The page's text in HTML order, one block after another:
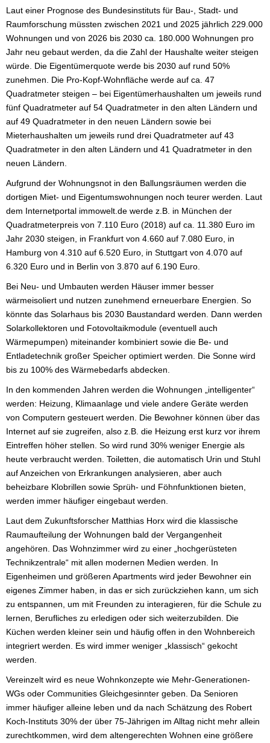
Laut einer Prognose des Bundesinstituts für Bau-, Stadt- und
Raumforschung müssten zwischen 2021 und 2025 jährlich 229.000
Wohnungen und von 2026 bis 2030 ca. 180.000 Wohnungen pro
Jahr neu gebaut werden, da die Zahl der Haushalte weiter steigen
würde. Die Eigentümerquote werde bis 2030 auf rund 50%
zunehmen. Die Pro-Kopf-Wohnfläche werde auf ca. 47
Quadratmeter steigen – bei Eigentümerhaushalten um jeweils rund
fünf Quadratmeter auf 54 Quadratmeter in den alten Ländern und
auf 49 Quadratmeter in den neuen Ländern sowie bei
Mieterhaushalten um jeweils rund drei Quadratmeter auf 43
Quadratmeter in den alten Ländern und 41 Quadratmeter in den
neuen Ländern.
Aufgrund der Wohnungsnot in den Ballungsräumen werden die
dortigen Miet- und Eigentumswohnungen noch teurer werden. Laut
dem Internetportal immowelt.de werde z.B. in München der
Quadratmeterpreis von 7.110 Euro (2018) auf ca. 11.380 Euro im
Jahr 2030 steigen, in Frankfurt von 4.660 auf 7.080 Euro, in
Hamburg von 4.310 auf 6.520 Euro, in Stuttgart von 4.070 auf
6.320 Euro und in Berlin von 3.870 auf 6.190 Euro.
Bei Neu- und Umbauten werden Häuser immer besser
wärmeisoliert und nutzen zunehmend erneuerbare Energien. So
könnte das Solarhaus bis 2030 Baustandard werden. Dann werden
Solarkollektoren und Fotovoltaikmodule (eventuell auch
Wärmepumpen) miteinander kombiniert sowie die Be- und
Entladetechnik großer Speicher optimiert werden. Die Sonne wird
bis zu 100% des Wärmebedarfs abdecken.
In den kommenden Jahren werden die Wohnungen „intelligenter“
werden: Heizung, Klimaanlage und viele andere Geräte werden
von Computern gesteuert werden. Die Bewohner können über das
Internet auf sie zugreifen, also z.B. die Heizung erst kurz vor ihrem
Eintreffen höher stellen. So wird rund 30% weniger Energie als
heute verbraucht werden. Toiletten, die automatisch Urin und Stuhl
auf Anzeichen von Erkrankungen analysieren, aber auch
beheizbare Klobrillen sowie Sprüh- und Föhnfunktionen bieten,
werden immer häufiger eingebaut werden.
Laut dem Zukunftsforscher Matthias Horx wird die klassische
Raumaufteilung der Wohnungen bald der Vergangenheit
angehören. Das Wohnzimmer wird zu einer „hochgerüsteten
Technikzentrale“ mit allen modernen Medien werden. In
Eigenheimen und größeren Apartments wird jeder Bewohner ein
eigenes Zimmer haben, in das er sich zurückziehen kann, um sich
zu entspannen, um mit Freunden zu interagieren, für die Schule zu
lernen, Berufliches zu erledigen oder sich weiterzubilden. Die
Küchen werden kleiner sein und häufig offen in den Wohnbereich
integriert werden. Es wird immer weniger „klassisch“ gekocht
werden.
Vereinzelt wird es neue Wohnkonzepte wie Mehr-Generationen-
WGs oder Communities Gleichgesinnter geben. Da Senioren
immer häufiger alleine leben und da nach Schätzung des Robert
Koch-Instituts 30% der über 75-Jährigen im Alltag nicht mehr allein
zurechtkommen, wird dem altengerechten Wohnen eine größere